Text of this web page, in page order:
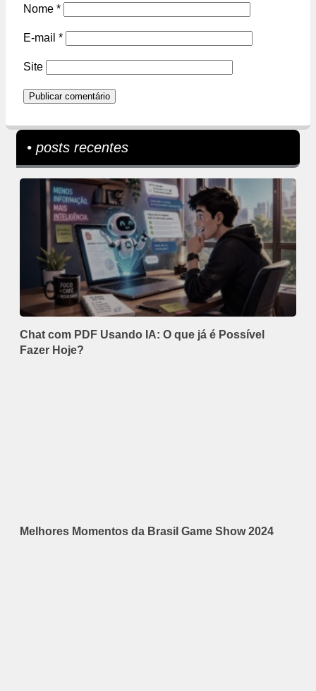
Nome *
E-mail *
Site
• posts recentes
Chat com PDF Usando IA: O que já é Possível
Fazer Hoje?
Melhores Momentos da Brasil Game Show 2024